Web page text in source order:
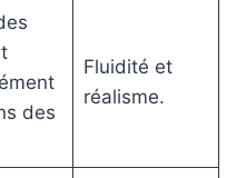
des
Fluidité et
réalisme.